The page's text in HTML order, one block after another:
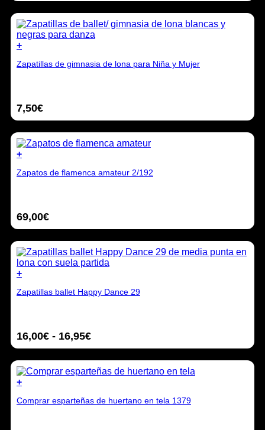
pueden
elegir
en
la
página
precios:
desde
20,00€
27,00€
+
producto
Las
opciones
pueden
elegir
en
la
Zapatillas de gimnasia de lona para Niña y Mujer
7,50€
+
producto
Las
opciones
pueden
elegir
en
la
página
Zapatos de flamenca amateur 2/192
69,00€
+
producto
Las
opciones
pueden
elegir
en
la
Zapatillas ballet Happy Dance 29
16,00€ - 16,95€Rango
de
precios:
desde
hasta
+
producto
Comprar esparteñas de huertano en tela 1379